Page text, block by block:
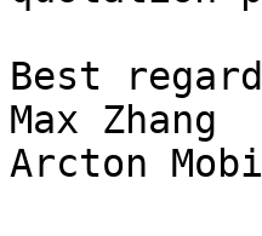
Best
Max Zhang
Arcton